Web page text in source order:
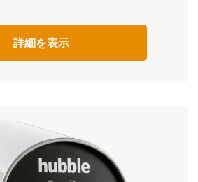
詳細を表示